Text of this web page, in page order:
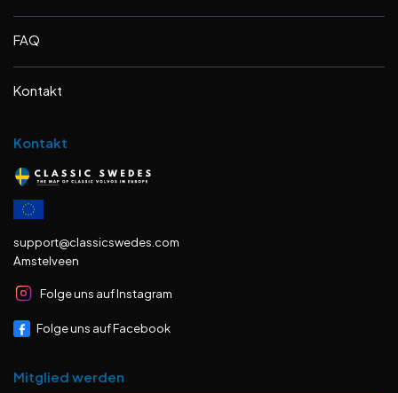
FAQ
Kontakt
Kontakt
support@classicswedes.com
Amstelveen
Folge uns auf Instagram
Folge uns auf Facebook
Mitglied werden